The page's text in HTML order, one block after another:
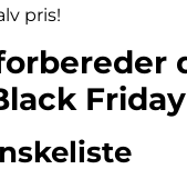
pris!